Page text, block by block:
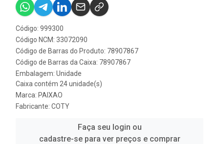
Código: 999300
Código NCM: 33072090
Código de Barras do Produto: 78907867
Código de Barras da Caixa: 78907867
Embalagem: Unidade
Caixa contém 24 unidade(s)
Marca: PAIXAO
Fabricante: COTY
Faça seu login ou
cadastre-se para ver preços e comprar